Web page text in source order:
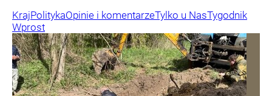
KrajPolitykaOpinie i komentarzeTylko u NasTygodnik
Wprost